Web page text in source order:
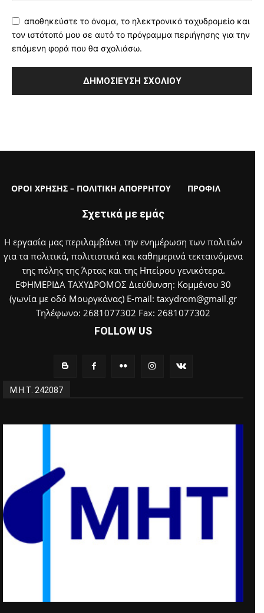
αποθηκεύστε το όνομα, το ηλεκτρονικό ταχυδρομείο και
τον ιστότοπό μου σε αυτό το πρόγραμμα περιήγησης για την
επόμενη φορά που θα σχολιάσω.
ΟΡΟΙ ΧΡΗΣΗΣ – ΠΟΛΙΤΙΚΗ ΑΠΟΡΡΗΤΟΥ ΠΡΟΦΙΛ
Σχετικά με εμάς
Η εργασία μας περιλαμβάνει την ενημέρωση των πολιτών
για τα πολιτικά, πολιτιστικά και καθημερινά τεκταινόμενα
της πόλης της Άρτας και της Ηπείρου γενικότερα.
ΕΦΗΜΕΡΙΔΑ ΤΑΧΥΔΡΟΜΟΣ Διεύθυνση: Κομμένου 30
(γωνία με οδό Μουργκάνας) E-mail: taxydrom@gmail.gr
Τηλέφωνο: 2681077302 Fax: 2681077302
FOLLOW US
Μ.Η.Τ. 242087